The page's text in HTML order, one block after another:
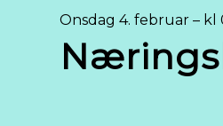
Onsdag 4. februar – kl